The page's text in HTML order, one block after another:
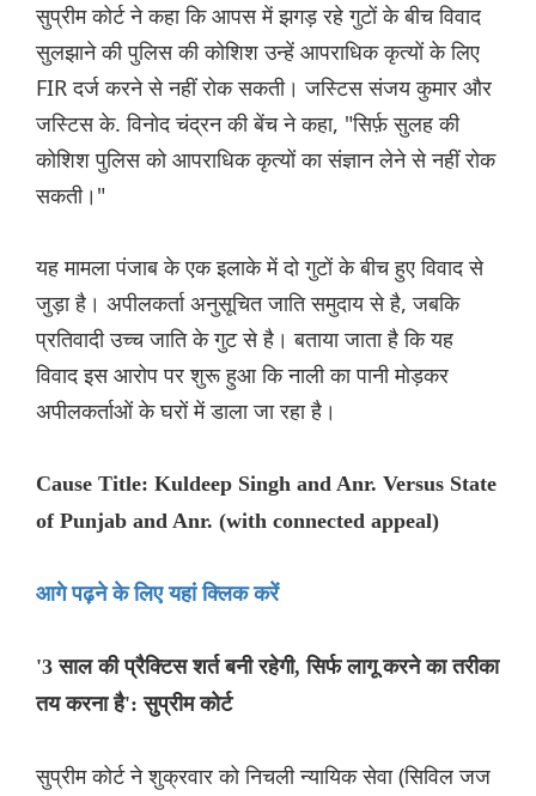
सुप्रीम कोर्ट ने कहा कि आपस में झगड़ रहे गुटों के बीच विवाद
सुलझाने की पुलिस की कोशिश उन्हें आपराधिक कृत्यों के लिए
FIR दर्ज करने से नहीं रोक सकती। जस्टिस संजय कुमार और
जस्टिस के. विनोद चंद्रन की बेंच ने कहा, "सिर्फ़ सुलह की
कोशिश पुलिस को आपराधिक कृत्यों का संज्ञान लेने से नहीं रोक
सकती।"
यह मामला पंजाब के एक इलाके में दो गुटों के बीच हुए विवाद से
जुड़ा है। अपीलकर्ता अनुसूचित जाति समुदाय से है, जबकि
प्रतिवादी उच्च जाति के गुट से है। बताया जाता है कि यह
विवाद इस आरोप पर शुरू हुआ कि नाली का पानी मोड़कर
अपीलकर्ताओं के घरों में डाला जा रहा है।
Cause Title: Kuldeep Singh and Anr. Versus State
of Punjab and Anr. (with connected appeal)
आगे पढ़ने के लिए यहां क्लिक करें
'3 साल की प्रैक्टिस शर्त बनी रहेगी, सिर्फ लागू करने का तरीका
तय करना है': सुप्रीम कोर्ट
सुप्रीम कोर्ट ने शुक्रवार को निचली न्यायिक सेवा (सिविल जज